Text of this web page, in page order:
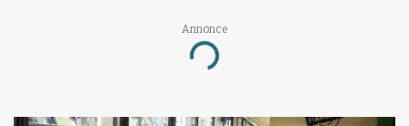
Annonce
Loading...